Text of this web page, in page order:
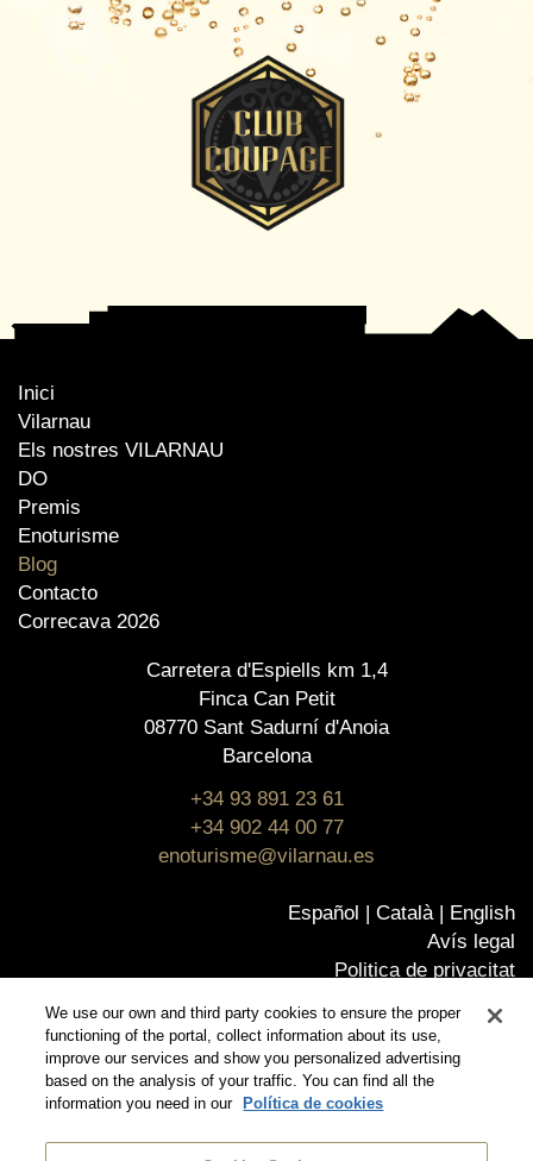
Inici
Vilarnau
Els nostres VILARNAU
DO
Premis
Enoturisme
Blog
Contacto
Correcava 2026
Carretera d'Espiells km 1,4
Finca Can Petit
08770 Sant Sadurní d'Anoia
Barcelona
+34 93 891 23 61
+34 902 44 00 77
enoturisme@vilarnau.es
Español Català
English
Avís legal
Politica de privacitat
Política de qualitat
Certificats
Canal Ético
We use our own and third party cookies to ensure the proper
functioning of the portal, collect information about its use,
improve our services and show you personalized advertising
based on the analysis of your traffic. You can find all the
information you need in our
Política de cookies